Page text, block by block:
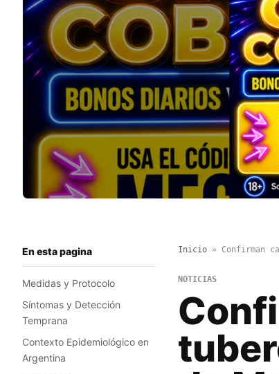
En esta pagina
Medidas y Protocolo
Síntomas y Detección
Temprana
Contexto Epidemiológico en
Argentina
Inicio» Confirman
NOTICIAS